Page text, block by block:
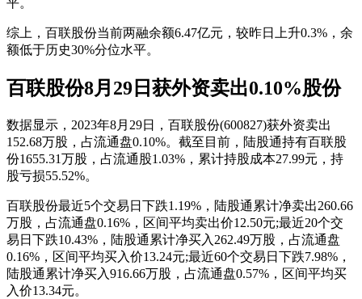
平。
综上，百联股份当前两融余额6.47亿元，较昨日上升0.3%，余
额低于历史30%分位水平。
百联股份8月29日获外资卖出0.10%股份
数据显示，2023年8月29日，百联股份(600827)获外资卖出
152.68万股，占流通盘0.10%。截至目前，陆股通持有百联股
份1655.31万股，占流通股1.03%，累计持股成本27.99元，持
股亏损55.52%。
百联股份最近5个交易日下跌1.19%，陆股通累计净卖出260.66
万股，占流通盘0.16%，区间平均卖出价12.50元;最近20个交
易日下跌10.43%，陆股通累计净买入262.49万股，占流通盘
0.16%，区间平均买入价13.24元;最近60个交易日下跌7.98%，
陆股通累计净买入916.66万股，占流通盘0.57%，区间平均买
入价13.34元。